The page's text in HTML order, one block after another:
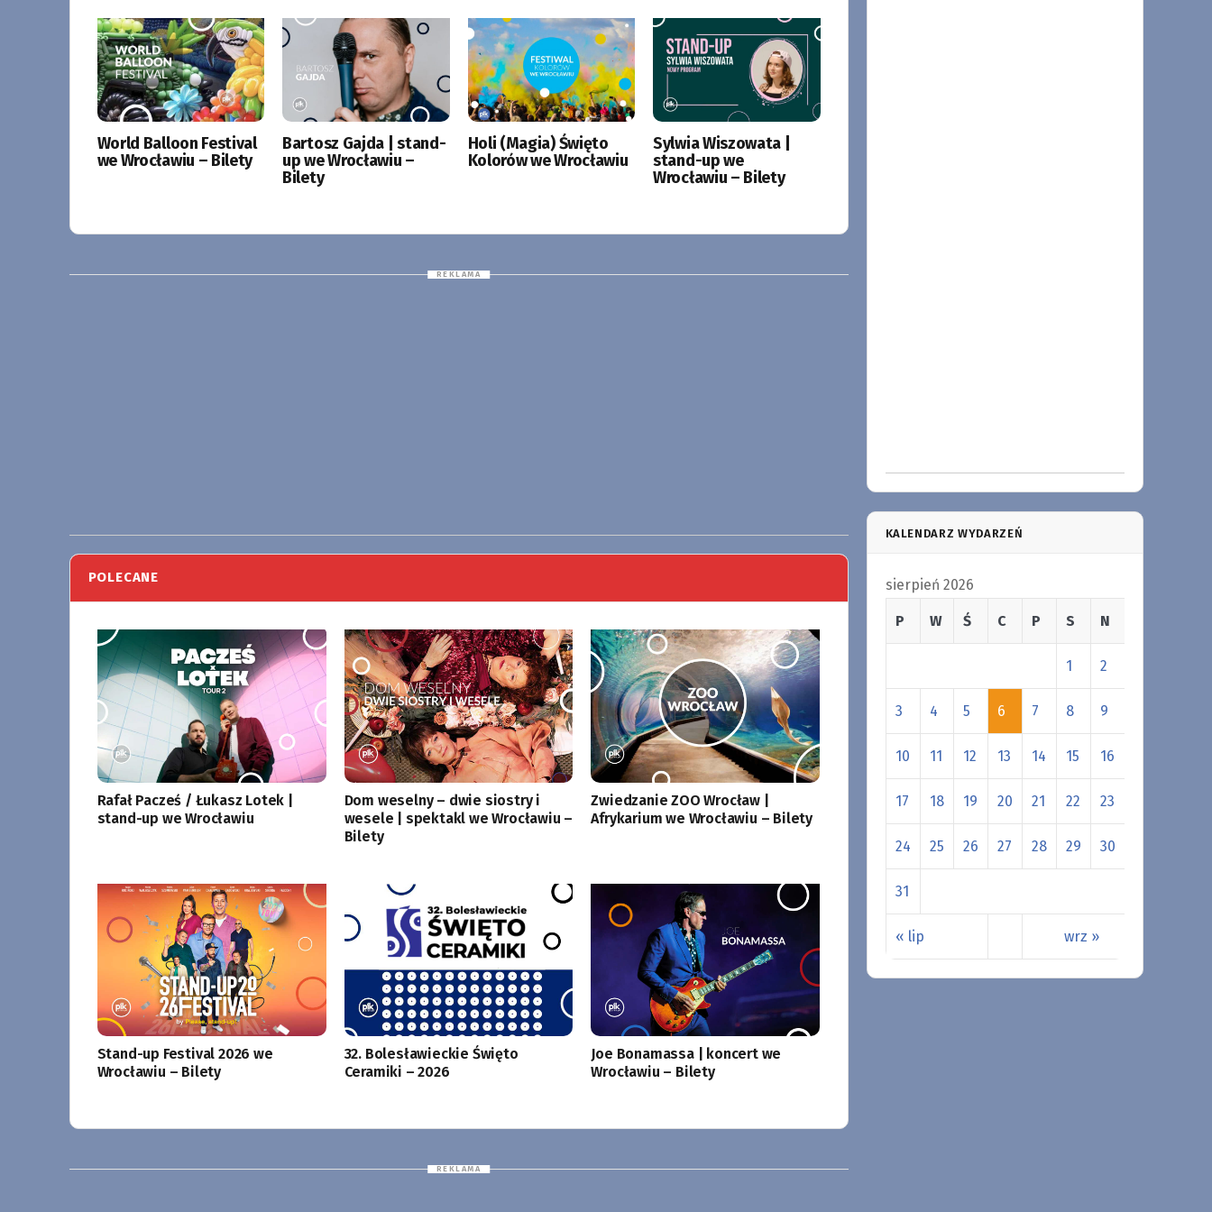
World Balloon Festival
we Wrocławiu – Bilety
Bartosz Gajda | stand-
up we Wrocławiu –
Bilety
Holi (Magia) Święto
Kolorów we Wrocławiu
Sylwia Wiszowata |
stand-up we
Wrocławiu – Bilety
POLECANE
Rafał Pacześ / Łukasz Lotek |
stand-up we Wrocławiu
Dom weselny – dwie siostry i
wesele | spektakl we Wrocławiu –
Bilety
Zwiedzanie ZOO Wrocław |
Afrykarium we Wrocławiu – Bilety
Stand-up Festival 2026 we
Wrocławiu – Bilety
32. Bolesławieckie Święto
Ceramiki – 2026
Joe Bonamassa | koncert we
Wrocławiu – Bilety
KALENDARZ WYDARZEŃ
sierpień 2026
P W Ś C P S N
« lip wrz »
1 2
3 4 5 6 7 8 9
10 11 12 13 14 15 16
17 18 19 20 21 22 23
24 25 26 27 28 29 30
31